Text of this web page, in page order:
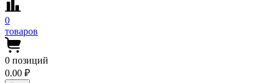
0
товаров
0 позиций
0.00 ₽